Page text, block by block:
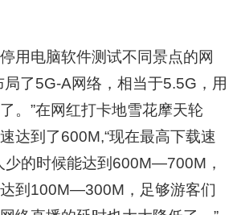
用电脑软件测试不同景点的网
局了5G-A网络，相当于5.5G，用
。”在网红打卡地雪花摩天轮
达到了600M,“现在最高下载速
少的时候能达到600M—700M，
到100M—300M，足够游客们